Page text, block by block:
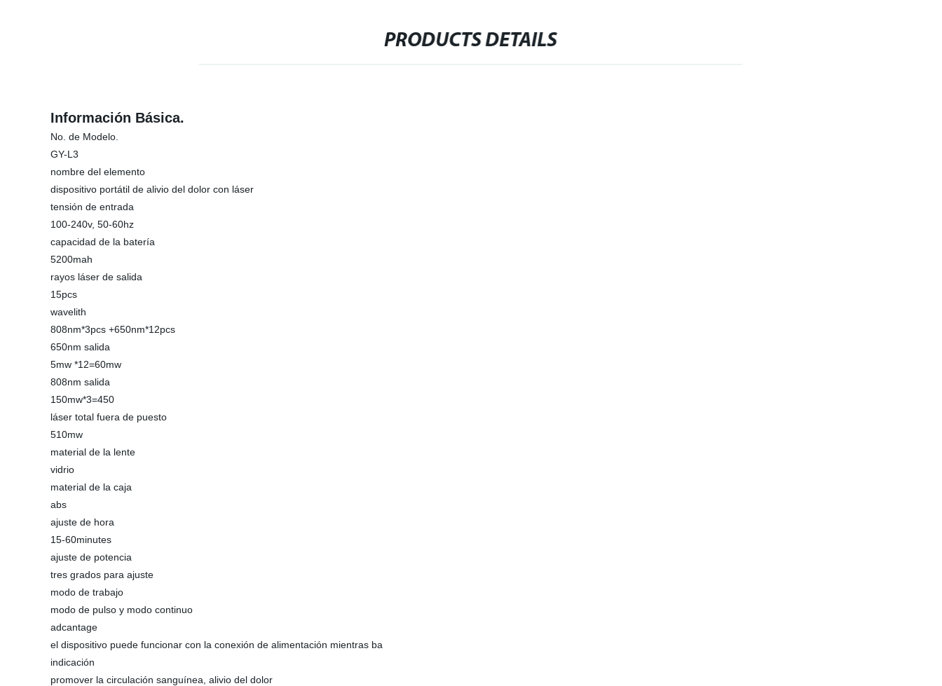
PRODUCTS DETAILS
Información Básica.
No. de Modelo.
GY-L3
nombre del elemento
dispositivo portátil de alivio del dolor con láser
tensión de entrada
100-240v, 50-60hz
capacidad de la batería
5200mah
rayos láser de salida
15pcs
wavelith
808nm*3pcs +650nm*12pcs
650nm salida
5mw *12=60mw
808nm salida
150mw*3=450
láser total fuera de puesto
510mw
material de la lente
vidrio
material de la caja
abs
ajuste de hora
15-60minutes
ajuste de potencia
tres grados para ajuste
modo de trabajo
modo de pulso y modo continuo
adcantage
el dispositivo puede funcionar con la conexión de alimentación mientras ba
indicación
promover la circulación sanguínea, alivio del dolor